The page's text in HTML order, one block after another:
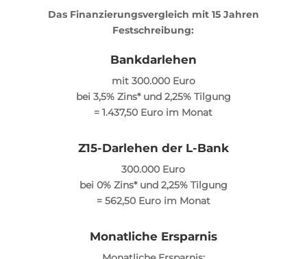
Das Finanzierungsvergleich mit 15 Jahren
Festschreibung:
Bankdarlehen
mit 300.000 Euro
bei 3,5% Zins* und 2,25% Tilgung
= 1.437,50 Euro im Monat
Z15-Darlehen der L-Bank
300.000 Euro
bei 0% Zins* und 2,25% Tilgung
= 562,50 Euro im Monat
Monatliche Ersparnis